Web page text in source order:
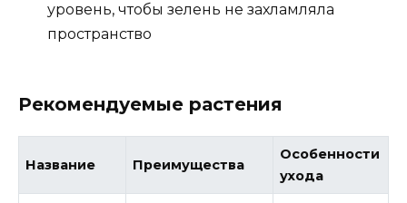
уровень, чтобы зелень не захламляла
пространство
Рекомендуемые растения
Название Преимущества
Особенности
ухода